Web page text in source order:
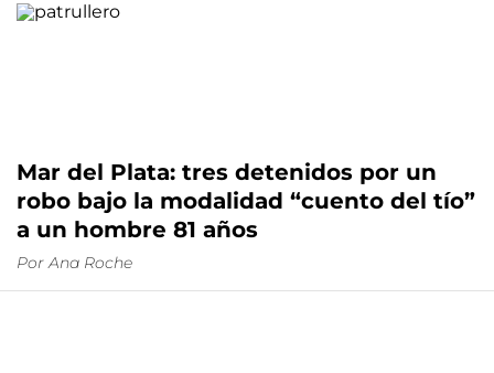
Mar del Plata: tres detenidos por un
robo bajo la modalidad “cuento del tío”
a un hombre 81 años
Por Ana Roche